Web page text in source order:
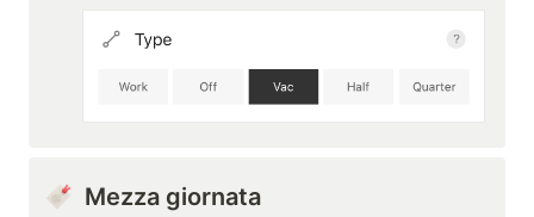
Mezza giornata